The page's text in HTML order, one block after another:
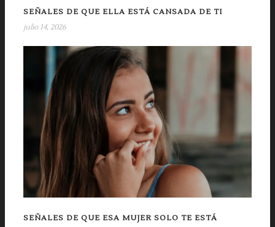
SEÑALES DE QUE ELLA ESTÁ CANSADA DE TI
julio 14, 2026
SEÑALES DE QUE ESA MUJER SOLO TE ESTÁ